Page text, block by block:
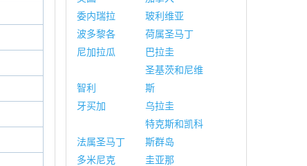
委内瑞拉
玻利维亚
波多黎各
荷属圣马丁
尼加拉瓜
巴拉圭
智利
圣基茨和尼维
斯
牙买加
乌拉圭
法属圣马丁
特克斯和凯科
斯群岛
多米尼克
圭亚那